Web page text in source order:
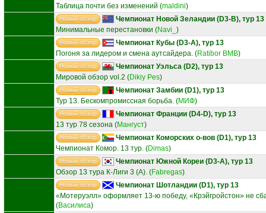
Таблица почти без изменений (maldini)
Новый обзор
Чемпионат Новой Зеландии (D3-B), тур 13
Минимальные перестановки (Navi_ )
Новый обзор
Чемпионат Кубы (D3-A), тур 13
Погоня за лидером и смена аутсайдера. (Ratibor BMB)
Новый обзор
Чемпионат Уэльса (D2), тур 13
Мировой обзор vol.2 (Dikiy Pes)
Новый обзор
Чемпионат Замбии (D1), тур 13
Тур 13. Бескомпромиссная борьба. (МИФ)
Новый обзор
Чемпионат Франции (D4-D), тур 13
13 тур 78 сезона (Мангуст)
Новый обзор
Чемпионат Коморских о-вов (D1), тур 13
Чемпионат Комор. 13 тур. (Dimas)
Новый обзор
Чемпионат Южной Кореи (D3-A), тур 13
Обзор 13 тура К-Лиги 3 (А). (Fabregas)
Новый обзор
Чемпионат Шотландии (D1), тур 13
«Мотеруэлл» оформляет 13‑ю победу, «Крэйгройстон» не
(Василиса)